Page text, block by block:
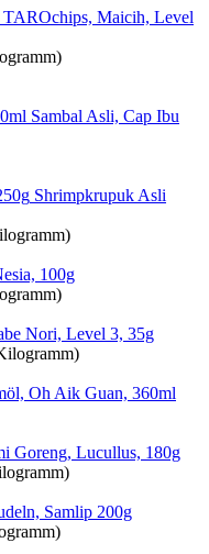
TAROchips, Maicih, Level
Sambal Asli, Cap Ibu
Shrimpkrupuk Asli
100g
Nori, Level 3, 35g
Oh Aik Guan, 360ml
Goreng, Lucullus, 180g
Samlip 200g